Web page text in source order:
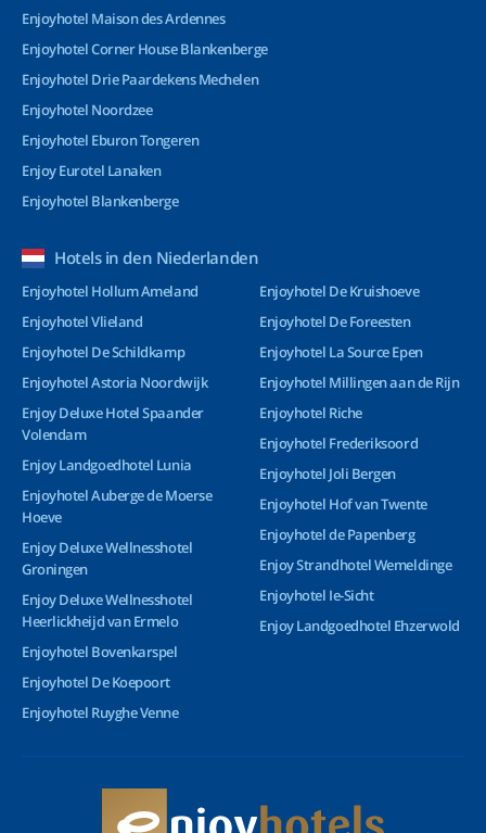
Enjoyhotel Maison des Ardennes
Enjoyhotel Corner House Blankenberge
Enjoyhotel Drie Paardekens Mechelen
Enjoyhotel Noordzee
Enjoyhotel Eburon Tongeren
Enjoy Eurotel Lanaken
Enjoyhotel Blankenberge
Hotels in den Niederlanden
Enjoyhotel Hollum Ameland
Enjoyhotel Vlieland
Enjoyhotel De Schildkamp
Enjoyhotel Astoria Noordwijk
Enjoy Deluxe Hotel Spaander
Volendam
Enjoy Landgoedhotel Lunia
Enjoyhotel Auberge de Moerse
Hoeve
Enjoy Deluxe Wellnesshotel
Groningen
Enjoy Deluxe Wellnesshotel
Heerlickheijd van Ermelo
Enjoyhotel Bovenkarspel
Enjoyhotel De Koepoort
Enjoyhotel Ruyghe Venne
Enjoyhotel De Kruishoeve
Enjoyhotel De Foreesten
Enjoyhotel La Source Epen
Enjoyhotel Millingen aan de Rijn
Enjoyhotel Riche
Enjoyhotel Frederiksoord
Enjoyhotel Joli Bergen
Enjoyhotel Hof van Twente
Enjoyhotel de Papenberg
Enjoy Strandhotel Wemeldinge
Enjoyhotel Ie-Sicht
Enjoy Landgoedhotel Ehzerwold